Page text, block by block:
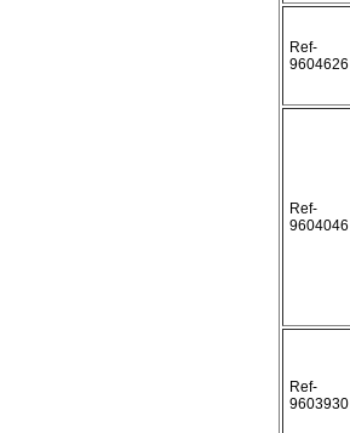
Ref-
9604626
Ref-
9604046
Ref-
9603930